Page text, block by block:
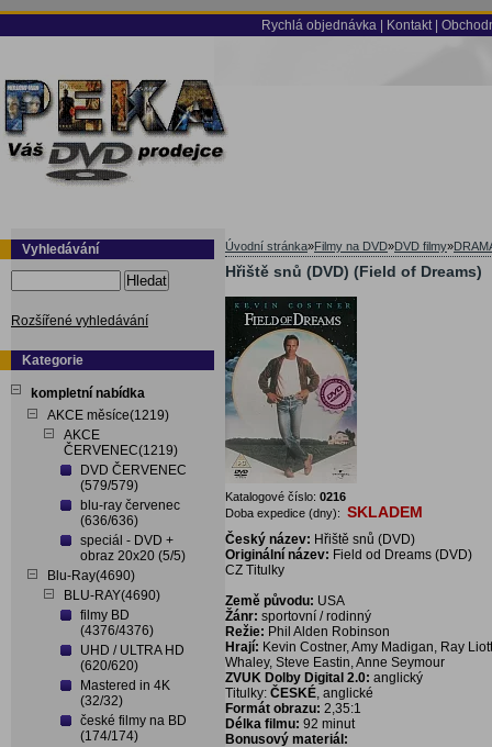
Rychlá objednávka Kontakt
Vyhledávání
Hledat
Rozšířené vyhledávání
Kategorie
kompletní nabídka
AKCE měsíce(1219)
AKCE
ČERVENEC(1219)
DVD ČERVENEC
(579/579)
blu-ray červenec
(636/636)
speciál - DVD +
obraz 20x20 (5/5)
Blu-Ray(4690)
BLU-RAY(4690)
filmy BD
(4376/4376)
UHD / ULTRA HD
(620/620)
Mastered in 4K
(32/32)
české filmy na BD
(174/174)
Úvodní stránka»Filmy na DVD»DVD filmy»
Hřiště snů (DVD) (Field of Dreams)
Katalogové číslo: 0216
Doba expedice (dny): SKLADEM
Český název: Hřiště snů (DVD)
Originální název: Field od Dreams (DVD)
CZ Titulky
Země původu: USA
Žánr: sportovní / rodinný
Režie: Phil Alden Robinson
Hrají: Kevin Costner, Amy Madigan, Ray
Whaley, Steve Eastin, Anne Seymour
ZVUK Dolby Digital 2.0: anglický
Titulky: ČESKÉ, anglické
Formát obrazu: 2,35:1
Délka filmu: 92 minut
Bonusový materiál: